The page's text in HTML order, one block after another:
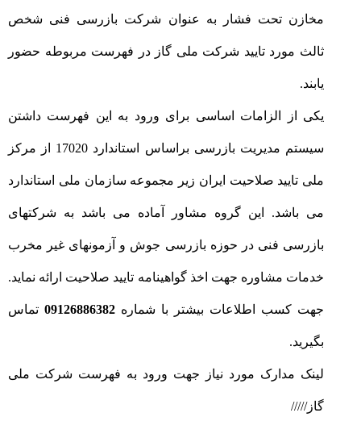
مخازن تحت فشار به عنوان شرکت بازرسی فنی شخص
ثالث مورد تایید شرکت ملی گاز در فهرست مربوطه حضور
یابند.
یکی از الزامات اساسی برای ورود به این فهرست داشتن
سیستم مدیریت بازرسی براساس استاندارد 17020 از مرکز
ملی تایید صلاحیت ایران زیر مجموعه سازمان ملی استاندارد
می باشد. این گروه مشاور آماده می باشد به شرکتهای
بازرسی فنی در حوزه بازرسی جوش و آزمونهای غیر مخرب
خدمات مشاوره جهت اخذ گواهینامه تایید صلاحیت ارائه نماید.
جهت کسب اطلاعات بیشتر با شماره 09126886382 تماس
بگیرید.
لینک مدارک مورد نیاز جهت ورود به فهرست شرکت ملی
گاز/////